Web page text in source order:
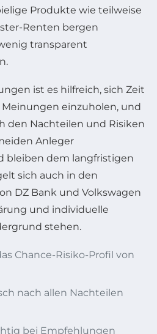
Produkte wie teilweise
Renten bergen
transparent
ist es hilfreich, sich Zeit
einzuholen, und
den Nachteilen und Risiken
Anleger
bleiben dem langfristigen
sich auch in den
DZ Bank und Volkswagen
und individuelle
stehen.
Chance-Risiko-Profil von
nach allen Nachteilen
bei Empfehlungen